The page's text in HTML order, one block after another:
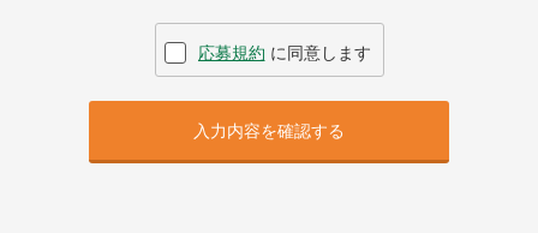
応募規約 に同意します
入力内容を確認する